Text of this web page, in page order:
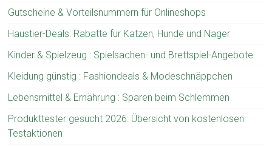
Gutscheine & Vorteilsnummern für Onlineshops
Haustier-Deals: Rabatte für Katzen, Hunde und Nager
Kinder & Spielzeug : Spielsachen- und Brettspiel-Angebote
Kleidung günstig : Fashiondeals & Modeschnäppchen
Lebensmittel & Ernährung : Sparen beim Schlemmen
Produkttester gesucht 2026: Übersicht von kostenlosen
Testaktionen